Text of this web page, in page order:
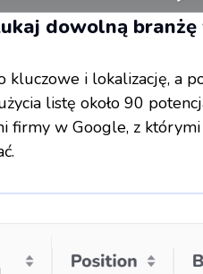
dowolną
kluczowe i lokalizację, a
listę około 90
firmy w Google, z którymi